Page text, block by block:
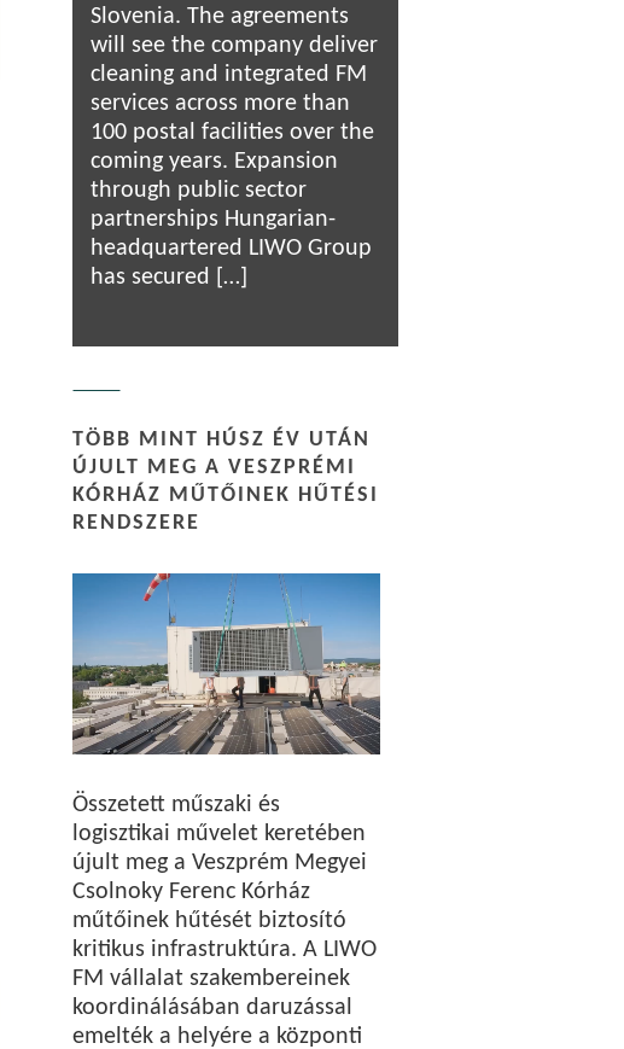
Slovenia. The agreements
will see the company deliver
cleaning and integrated FM
services across more than
100 postal facilities over the
coming years. Expansion
through public sector
partnerships Hungarian-
headquartered LIWO Group
has secured […]
TÖBB MINT HÚSZ ÉV UTÁN
ÚJULT MEG A VESZPRÉMI
KÓRHÁZ MŰTŐINEK HŰTÉSI
RENDSZERE
Összetett műszaki és
logisztikai művelet keretében
újult meg a Veszprém Megyei
Csolnoky Ferenc Kórház
műtőinek hűtését biztosító
kritikus infrastruktúra. A LIWO
FM vállalat szakembereinek
koordinálásában daruzással
emelték a helyére a központi